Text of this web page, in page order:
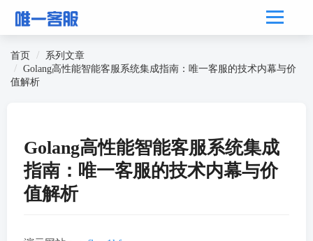
首页
系列文章
Golang高性能智能客服系统集成指南：唯一客服的技术内幕与价
值解析
Golang高性能智能客服系统集成
指南：唯一客服的技术内幕与价
值解析